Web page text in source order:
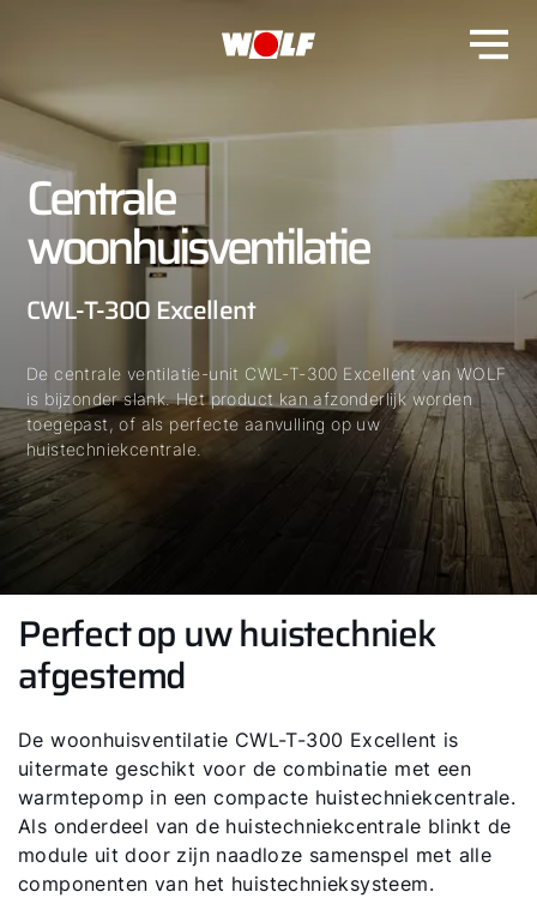
Centrale
woonhuisventilatie
CWL-T-300 Excellent
De centrale ventilatie-unit CWL-T-300 Excellent van WOLF
is bijzonder slank. Het product kan afzonderlijk worden
toegepast, of als perfecte aanvulling op uw
huistechniekcentrale.
Perfect op uw huistechniek
afgestemd
De woonhuisventilatie CWL-T-300 Excellent is
uitermate geschikt voor de combinatie met een
warmtepomp in een compacte huistechniekcentrale.
Als onderdeel van de huistechniekcentrale blinkt de
module uit door zijn naadloze samenspel met alle
componenten van het huistechnieksysteem.